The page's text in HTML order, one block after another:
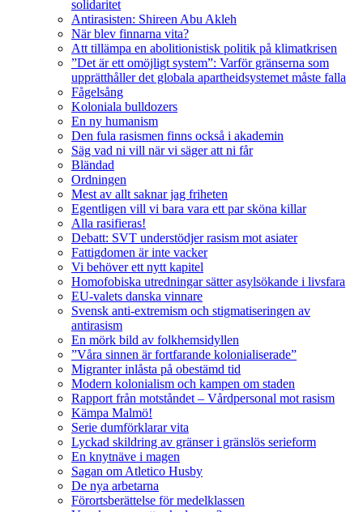
solidaritet
Antirasisten: Shireen Abu Akleh
När blev finnarna vita?
Att tillämpa en abolitionistisk politik på klimatkrisen
”Det är ett omöjligt system”: Varför gränserna som
upprätthåller det globala apartheidsystemet måste falla
Fågelsång
Koloniala bulldozers
En ny humanism
Den fula rasismen finns också i akademin
Säg vad ni vill när vi säger att ni får
Bländad
Ordningen
Mest av allt saknar jag friheten
Egentligen vill vi bara vara ett par sköna killar
Alla rasifieras!
Debatt: SVT understödjer rasism mot asiater
Fattigdomen är inte vacker
Vi behöver ett nytt kapitel
Homofobiska utredningar sätter asylsökande i livsfara
EU-valets danska vinnare
Svensk anti-extremism och stigmatiseringen av
antirasism
En mörk bild av folkhemsidyllen
”Våra sinnen är fortfarande kolonialiserade”
Migranter inlåsta på obestämd tid
Modern kolonialism och kampen om staden
Rapport från motståndet – Vårdpersonal mot rasism
Kämpa Malmö!
Serie dumförklarar vita
Lyckad skildring av gränser i gränslös serieform
En knytnäve i magen
Sagan om Atletico Husby
De nya arbetarna
Förortsberättelse för medelklassen